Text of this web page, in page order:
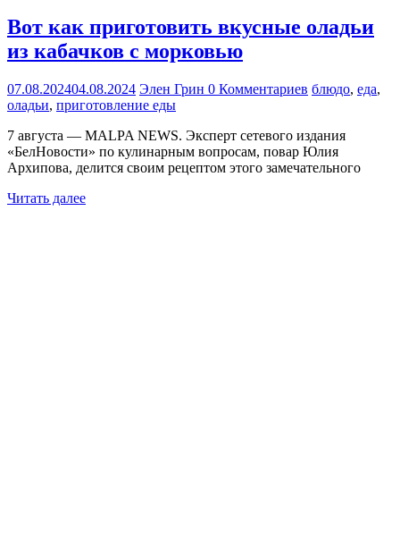
Вот как приготовить вкусные оладьи
из кабачков с морковью
07.08.202404.08.2024 Элен Грин 0 Комментариев блюдо, еда,
оладьи, приготовление еды
7 августа — MALPA NEWS. Эксперт сетевого издания
«БелНовости» по кулинарным вопросам, повар Юлия
Архипова, делится своим рецептом этого замечательного
Читать далее